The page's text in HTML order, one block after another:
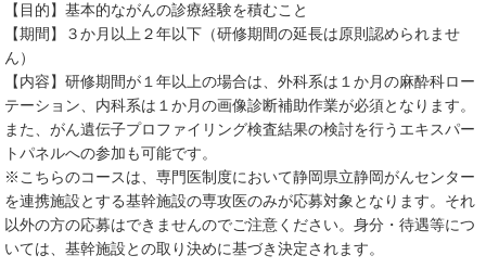
【目的】基本的ながんの診療経験を積むこと
【期間】３か月以上２年以下（研修期間の延長は原則認められませ
ん）
【内容】研修期間が１年以上の場合は、外科系は１か月の麻酔科ロー
テーション、内科系は１か月の画像診断補助作業が必須となります。
また、がん遺伝子プロファイリング検査結果の検討を行うエキスパー
トパネルへの参加も可能です。
※こちらのコースは、専門医制度において静岡県立静岡がんセンター
を連携施設とする基幹施設の専攻医のみが応募対象となります。それ
以外の方の応募はできませんのでご注意ください。身分・待遇等につ
いては、基幹施設との取り決めに基づき決定されます。